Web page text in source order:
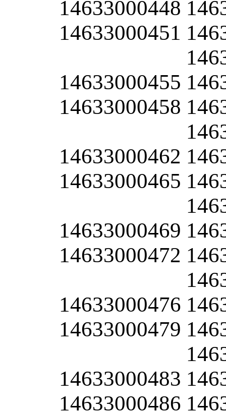
14633000448
14633000451
14633000455
14633000458
14633000462
14633000465
14633000469
14633000472
14633000476
14633000479
14633000483
14633000486